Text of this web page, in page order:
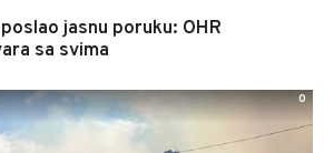
jasnu poruku: OHR
sa svima
0